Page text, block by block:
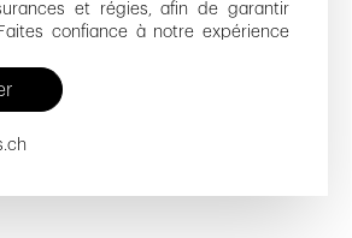
et régies, afin de garantir
confiance à notre expérience